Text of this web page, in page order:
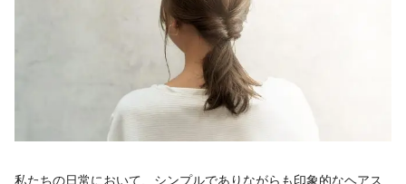
私たちの日常において、シンプルでありながらも印象的なヘアス